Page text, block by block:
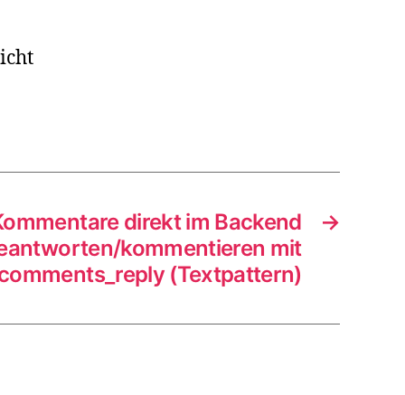
→
direkt im Backend
kommentieren mit
(Textpattern)